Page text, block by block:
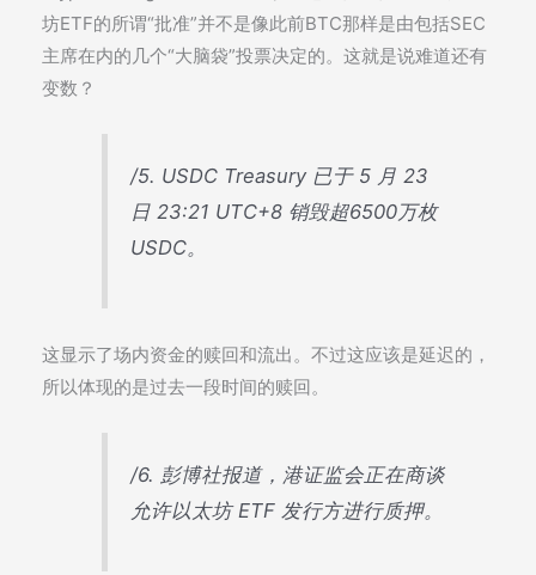
坊ETF的所谓“批准”并不是像此前BTC那样是由包括SEC
主席在内的几个“大脑袋”投票决定的。这就是说难道还有
变数？
/5. USDC Treasury 已于 5 月 23
日 23:21 UTC+8 销毁超6500万枚
USDC。
这显示了场内资金的赎回和流出。不过这应该是延迟的，
所以体现的是过去一段时间的赎回。
/6. 彭博社报道，港证监会正在商谈
允许以太坊 ETF 发行方进行质押。